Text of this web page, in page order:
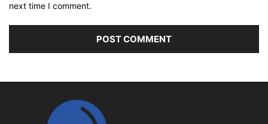
next time I comment.